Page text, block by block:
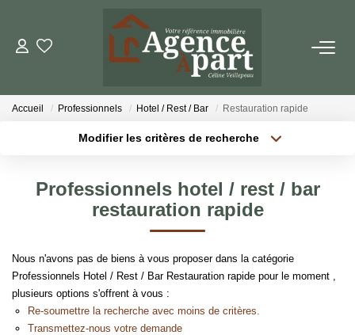
NOS BIENS
Locations
ESTIMER
PARRAINER UN PROCHE
NOTRE AGENCE
Accueil Professionnels Hotel / Rest / Bar Restauration rapide
Modifier les critères de recherche
Budget max
Professionnels hotel / rest / bar
restauration rapide
Nous n'avons pas de biens à vous proposer dans la catégorie
Professionnels Hotel / Rest / Bar Restauration rapide pour le moment ,
plusieurs options s'offrent à vous :
Re-soumettre la recherche avec moins de critères.
Transmettez-nous votre demande